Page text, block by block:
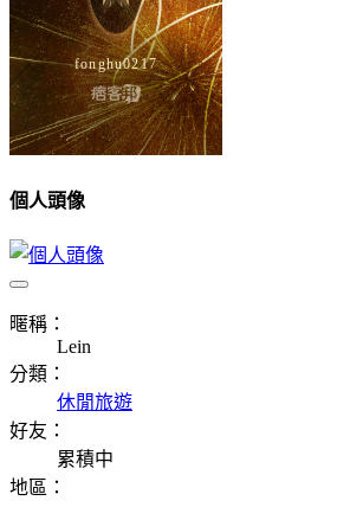
個人頭像
暱稱：
Lein
分類：
休閒旅遊
好友：
累積中
地區：